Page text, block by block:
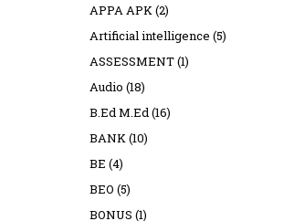
APPA APK(2)
Artificial intelligence (5)
ASSESSMENT(1)
Audio (18)
B.Ed M.Ed(16)
BANK(10)
BE (4)
BEO (5)
BONUS (1)